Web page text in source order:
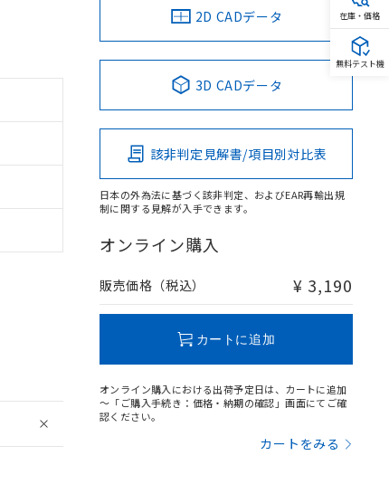
2D CADデータ
3D CADデータ
該非判定見解書/項目別対比表
日本の外為法に基づく該非判定、およびEAR再輸出規
制に関する見解が入手できます。
オンライン購入
販売価格（税込） ¥ 3,190
カートに追加
オンライン購入における出荷予定日は、カートに追加
～「ご購入手続き：価格・納期の確認」画面にてご確
認ください。
カートをみる
在庫・価格
無料テスト機